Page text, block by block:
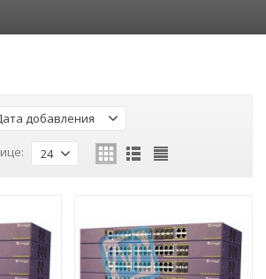
добавления
24